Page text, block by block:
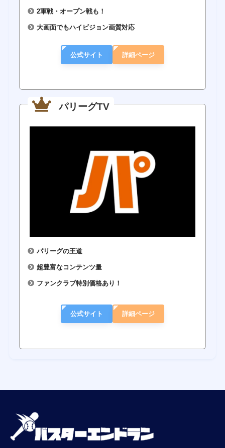
2軍戦・オープン戦も！
大画面でもハイビジョン画質対応
公式サイト 詳細ページ
パリーグTV
パリーグの王道
超豊富なコンテンツ量
ファンクラブ特別価格あり！
公式サイト 詳細ページ